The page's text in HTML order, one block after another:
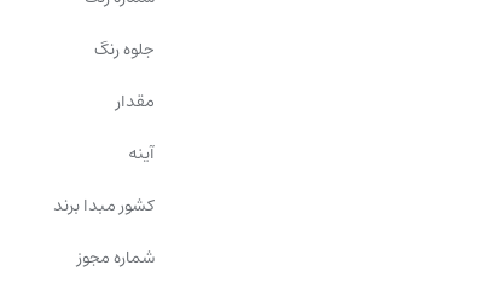
جلوه رنگ
مقدار
آینه
کشور مبدا برند
شماره مجوز